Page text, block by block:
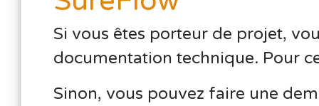
Si vous êtes porteur de projet,
documentation technique. Pour
Sinon, vous pouvez faire une